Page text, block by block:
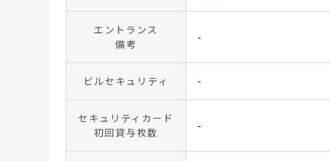
エントランス
備考
-
ビルセキュリティ -
セキュリティカード
初回貸与枚数
-